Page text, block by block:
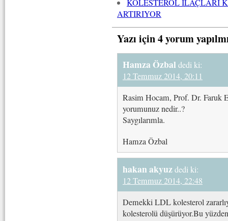
KOLESTEROL İLAÇLARI
ARTIRIYOR
Yazı için 4 yorum
Hamza Özbal dedi ki:
12 Temmuz 2014, 20:11
Rasim Hocam, Prof. Dr. Faruk
yorumunuz nedir..?
Saygılarımla.
Hamza Özbal
hakan akyuzdedi ki:
12 Temmuz 2014, 22:48
Demekki LDL kolesterol
kolesterolü düşürüyor.Bu